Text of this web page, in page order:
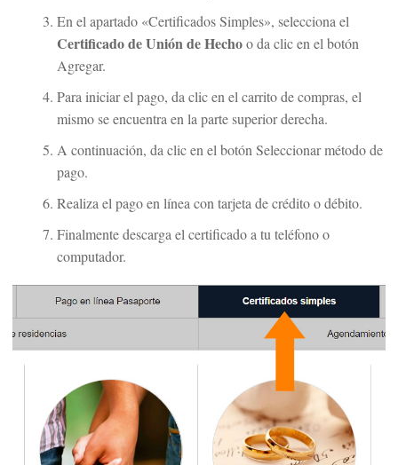
En el apartado «Certificados Simples», selecciona el
Certificado de Unión de Hechoo da clic en el botón
Agregar.
Para iniciar el pago, da clic en el carrito de compras, el
mismo se encuentra en la parte superior derecha.
A continuación, da clic en el botón Seleccionar método de
pago.
Realiza el pago en línea con tarjeta de crédito o débito.
Finalmente descarga el certificado a tu teléfono o
computador.